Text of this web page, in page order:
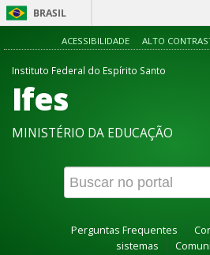
BRASIL
ACESSIBILIDADE ALTO
Instituto Federal do Espírito Santo
Ifes
MINISTÉRIO DA EDUCAÇÃO
Perguntas Frequentes
sistemas